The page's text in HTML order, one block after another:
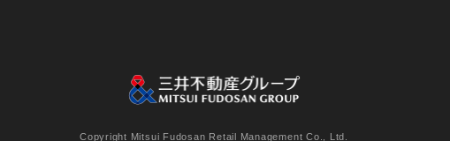
個人情報保護方針 個人情報の取り扱いについて
Copyright Mitsui Fudosan Retail Management Co., Ltd.